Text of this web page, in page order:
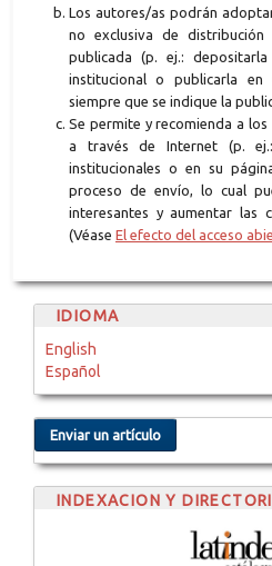
Los autores/as podrán
no exclusiva de
publicada (p. ej.:
institucional o publicarla en
siempre que se indique la
Se permite y recomienda a
a través de Internet (p.
institucionales o en su
proceso de envío, lo cual
interesantes y aumentar las
(Véase El efecto del acceso
IDIOMA
English
Español
Enviar un artículo
INDEXACION Y